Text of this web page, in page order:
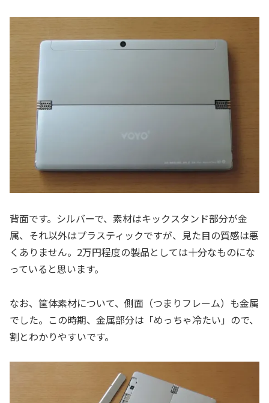
背面です。シルバーで、素材はキックスタンド部分が金
属、それ以外はプラスティックですが、見た目の質感は悪
くありません。2万円程度の製品としては十分なものにな
っていると思います。
なお、筐体素材について、側面（つまりフレーム）も金属
でした。この時期、金属部分は「めっちゃ冷たい」ので、
割とわかりやすいです。